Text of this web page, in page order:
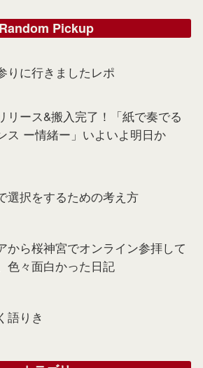
Random Pickup
りに行きましたレポ
リース&搬入完了！「紙で奏でる
ス ー情緒ー」いよいよ明日か
選択をするための考え方
から桜神宮でオンライン参拝して
色々面白かった日記
語りき